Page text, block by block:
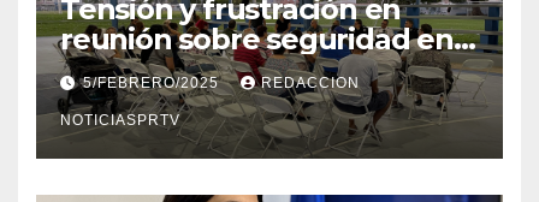
Tensión y frustración en
reunión sobre seguridad en
Reparto Metropolitano
5/FEBRERO/2025 REDACCION
NOTICIASPRTV